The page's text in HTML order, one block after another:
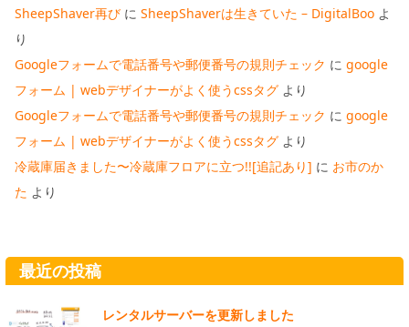
SheepShaver再び に SheepShaverは生きていた – DigitalBoo よ
り
Googleフォームで電話番号や郵便番号の規則チェック に google
フォーム | webデザイナーがよく使うcssタグ より
Googleフォームで電話番号や郵便番号の規則チェック に google
フォーム | webデザイナーがよく使うcssタグ より
冷蔵庫届きました〜冷蔵庫フロアに立つ!![追記あり] に お市のか
た より
最近の投稿
レンタルサーバーを更新しました